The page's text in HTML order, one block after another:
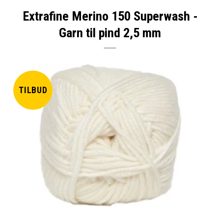
Extrafine Merino 150 Superwash -
Garn til pind 2,5 mm
TILBUD